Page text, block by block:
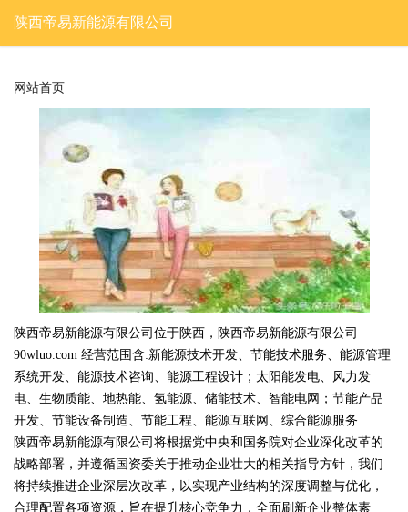
陕西帝易新能源有限公司
网站首页
陕西帝易新能源有限公司位于陕西，陕西帝易新能源有限公司
90wluo.com 经营范围含:新能源技术开发、节能技术服务、能源管理
系统开发、能源技术咨询、能源工程设计；太阳能发电、风力发
电、生物质能、地热能、氢能源、储能技术、智能电网；节能产品
开发、节能设备制造、节能工程、能源互联网、综合能源服务
陕西帝易新能源有限公司将根据党中央和国务院对企业深化改革的
战略部署，并遵循国资委关于推动企业壮大的相关指导方针，我们
将持续推进企业深层次改革，以实现产业结构的深度调整与优化，
合理配置各项资源，旨在提升核心竞争力，全面刷新企业整体素